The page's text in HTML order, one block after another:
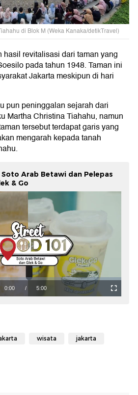
di Blok M (Weka Kanaka/detikTravel)
hasil revitalisasi dari taman yang
pada tahun 1948. Taman ini
Jakarta meskipun di hari
pun peninggalan sejarah dari
Martha Christina Tiahahu, namun
tersebut terdapat garis yang
mengarah kepada tanah
Soto Arab Betawi dan Pelepas
& Go
wisata jakarta